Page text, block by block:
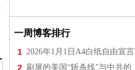
一周博客排行
1 2026年1月1日A4白纸自由宣言
2 刷屏的美国“斩杀线”与中共的